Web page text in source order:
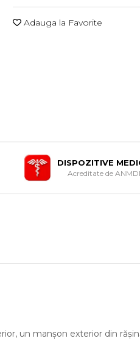
Adauga la Favorite
DISPOZITIVE
Acreditate de
un manșon exterior din